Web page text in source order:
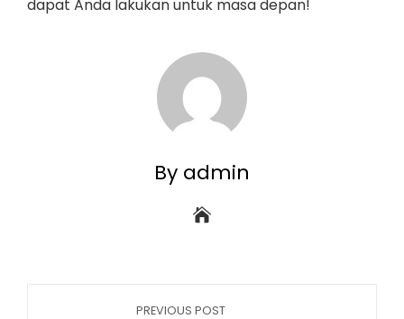
dapat Anda lakukan untuk masa depan!
By admin
PREVIOUS POST